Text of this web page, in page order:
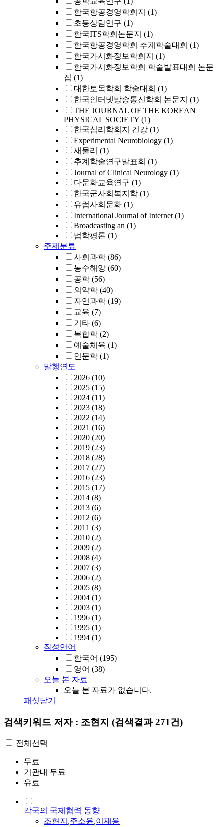
한국항공경영학회지 (1)
초등상담연구 (1)
한국ITS학회논문지 (1)
한국항공경영학회 추계학술대회 (1)
한국가시화정보학회지 (1)
한국가시화정보학회 학술발표대회 논문
집 (1)
대한토목학회 학술대회 (1)
한국인터넷방송통신학회 논문지 (1)
THE JOURNAL OF THE KOREAN
PHYSICAL SOCIETY (1)
한국심리학회지 건강 (1)
Experimental Neurobiology (1)
새물리 (1)
추계학술연구발표회 (1)
Journal of Clinical Neurology (1)
다문화교육연구 (1)
한국군사회복지학 (1)
유럽사회문화 (1)
International Journal of Internet (1)
Broadcasting an (1)
법학평론 (1)
주제분류
사회과학 (86)
농수해양 (60)
공학 (56)
의약학 (40)
자연과학 (19)
교육 (7)
기타 (6)
복합학 (2)
예술체육 (1)
인문학 (1)
발행연도
2026 (10)
2025 (15)
2024 (11)
2023 (18)
2022 (14)
2021 (16)
2020 (20)
2019 (23)
2018 (28)
2017 (27)
2016 (23)
2015 (17)
2014 (8)
2013 (6)
2012 (6)
2011 (3)
2010 (2)
2009 (2)
2008 (4)
2007 (3)
2006 (2)
2005 (8)
2004 (1)
2003 (1)
1996 (1)
1995 (1)
1994 (1)
작성언어
한국어 (195)
영어 (38)
오늘 본 자료
오늘 본 자료가 없습니다.
패싯닫기
검색키워드 저자 : 조현지 (검색결과 271건)
전체선택
무료
기관내 무료
유료
각국의 국제협력 동향
조현지 ,주소윤,이재용